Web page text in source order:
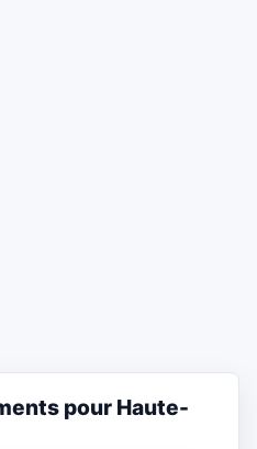
pour Haute-